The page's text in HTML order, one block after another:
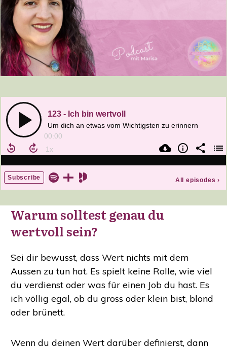
Warum solltest genau du
wertvoll sein?
Sei dir bewusst, dass Wert nichts mit dem
Aussen zu tun hat. Es spielt keine Rolle, wie viel
du verdienst oder was für einen Job du hast. Es
ich völlig egal, ob du gross oder klein bist, blond
oder brünett.
Wenn du deinen Wert darüber definierst, dann